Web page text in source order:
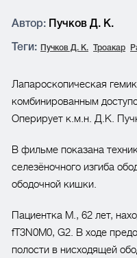
Автор: Пучков Д. К.
Теги: Пучков Д. К. Троакар
Лапароскопическая
комбинированным
Оперирует к.м.н. Д.К.
В фильме показана
селезёночного изгиба
ободочной кишки.
Пациентка М., 62 лет,
fT3N0M0, G2. В ходе
полости в нисходящей